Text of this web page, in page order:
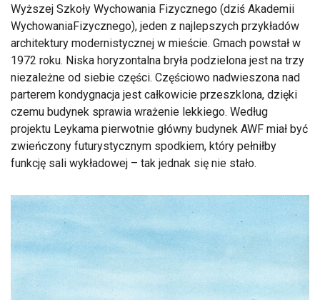
Wyższej Szkoły Wychowania Fizycznego (dziś Akademii
WychowaniaFizycznego), jeden z najlepszych przykładów
architektury modernistycznej w mieście. Gmach powstał w
1972 roku. Niska horyzontalna bryła podzielona jest na trzy
niezależne od siebie części. Częściowo nadwieszona nad
parterem kondygnacja jest całkowicie przeszklona, dzięki
czemu budynek sprawia wrażenie lekkiego. Według
projektu Leykama pierwotnie główny budynek AWF miał być
zwieńczony futurystycznym spodkiem, który pełniłby
funkcję sali wykładowej – tak jednak się nie stało.